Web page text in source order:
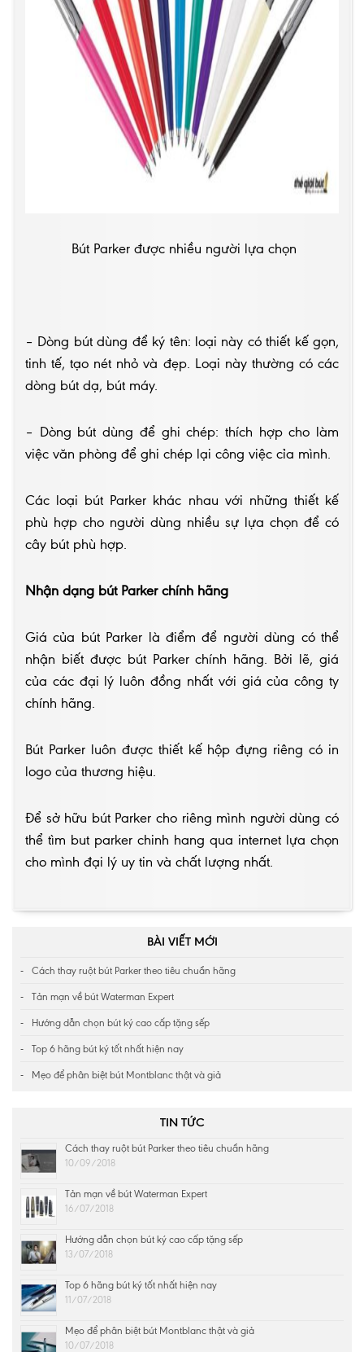
Bút Parker được nhiều người lựa chọn
– Dòng bút dùng để ký tên: loại này có thiết kế gọn,
tinh tế, tạo nét nhỏ và đẹp. Loại này thường có các
dòng bút dạ, bút máy.
– Dòng bút dùng để ghi chép: thích hợp cho làm
việc văn phòng để ghi chép lại công việc cỉa mình.
Các loại bút Parker khác nhau với những thiết kế
phù hợp cho người dùng nhiều sự lựa chọn để có
cây bút phù hợp.
Nhận dạng bút Parker chính hãng
Giá của bút Parker là điểm để người dùng có thể
nhận biết được bút Parker chính hãng. Bởi lẽ, giá
của các đại lý luôn đồng nhất với giá của công ty
chính hãng.
Bút Parker luôn được thiết kế hộp đựng riêng có in
logo của thương hiệu.
Để sở hữu bút Parker cho riêng mình người dùng có
thể tìm but parker chinh hang qua internet lựa chọn
cho mình đại lý uy tin và chất lượng nhất.
BÀI VIẾT MỚI
Cách thay ruột bút Parker theo tiêu chuẩn hãng
Tản mạn về bút Waterman Expert
Hướng dẫn chọn bút ký cao cấp tặng sếp
Top 6 hãng bút ký tốt nhất hiện nay
Mẹo để phân biệt bút Montblanc thật và giả
TIN TỨC
Cách thay ruột bút Parker theo tiêu chuẩn hãng
10/09/2018
Tản mạn về bút Waterman Expert
16/07/2018
Hướng dẫn chọn bút ký cao cấp tặng sếp
13/07/2018
Top 6 hãng bút ký tốt nhất hiện nay
11/07/2018
Mẹo để phân biệt bút Montblanc thật và giả
10/07/2018